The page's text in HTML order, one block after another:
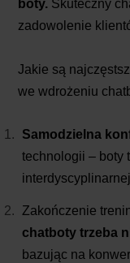
boty. Skuteczny
zadowolenie
Jakie są
we wdrożeniu
Samodzielna
technologii – boty
Zakończenie
chatboty trzeba
bazując na